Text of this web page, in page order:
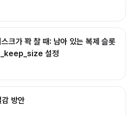
크가 꽉 찰 때: 남아 있는 복제 슬롯
설정
방안